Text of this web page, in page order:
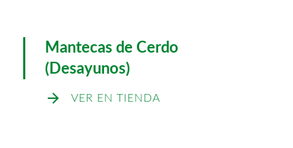
Mantecas de Cerdo
(Desayunos)
VER EN TIENDA